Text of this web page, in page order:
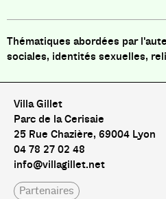
sociales, identités sexuelles,
Villa Gillet
Parc de la Cerisaie
25 Rue Chazière, 69004 Lyon
04 78 27 02 48
info@villagillet.net
Partenaires